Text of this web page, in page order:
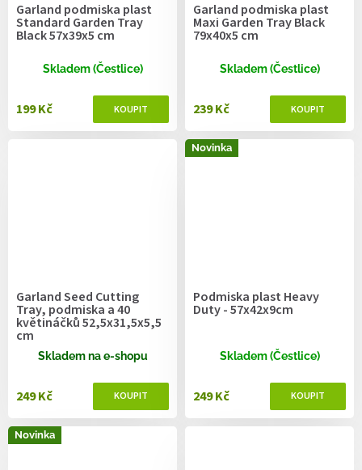
Garland podmiska plast
Standard Garden Tray
Black 57x39x5 cm
Skladem (Čestlice)
199 Kč
Garland podmiska plast
Maxi Garden Tray Black
79x40x5 cm
Skladem (Čestlice)
239 Kč
Garland Seed Cutting
Tray, podmiska a 40
květináčků 52,5x31,5x5,5
cm
Skladem na e-shopu
249 Kč
Novinka
Podmiska plast Heavy
Duty - 57x42x9cm
Skladem (Čestlice)
249 Kč
Novinka